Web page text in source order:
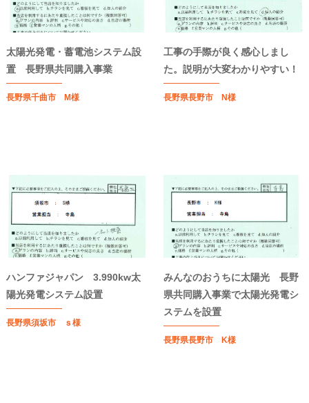
太陽光発電・蓄電池システム設
置 長野県共同購入事業
長野県千曲市 M様
工事の手際が良く感心しまし
た。説明が大変わかりやすい！
長野県長野市 N様
ハンファジャパン 3.990kw太
陽光発電システム設置
長野県須坂市 ｓ様
みんなのおうちに太陽光 長野
県共同購入事業で太陽光発電シ
ステムを設置
長野県長野市 K様